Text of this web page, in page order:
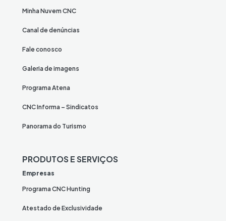
Minha Nuvem CNC
Canal de denúncias
Fale conosco
Galeria de imagens
Programa Atena
CNC Informa – Sindicatos
Panorama do Turismo
PRODUTOS E SERVIÇOS
Empresas
Programa CNC Hunting
Atestado de Exclusividade